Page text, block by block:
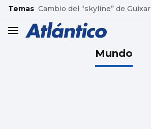
common.go-to-content
Temas Cambio del “skyline” de Guixar
header.menu.open
Mundo